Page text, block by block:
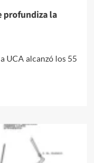
profundiza la
UCA alcanzó los 55